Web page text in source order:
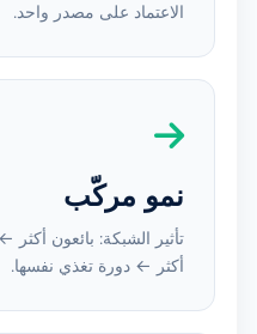
الاعتماد على مصدر واحد.
نمو مركّب
تأثير الشبكة: بائعون
أكثر ← دورة تغذي نفسها.